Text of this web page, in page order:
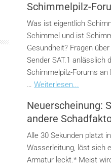
Schimmelpilz-
Was ist eigentlich
Schimmel und ist
Gesundheit? Fragen
Sender SAT.1 anlässlich
Schimmelpilz-Forums an
… Weiterlesen...
Neuerscheinung:
andere
Alle 30 Sekunden platzt
Wasserleitung, löst sich
Armatur leckt.* Meist